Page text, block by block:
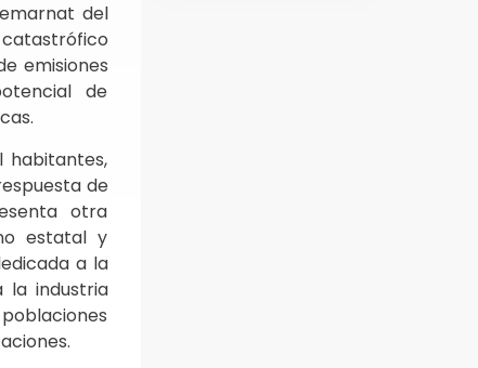
del
emisiones
de
habitantes,
de
otra
estatal y
a la
la industria